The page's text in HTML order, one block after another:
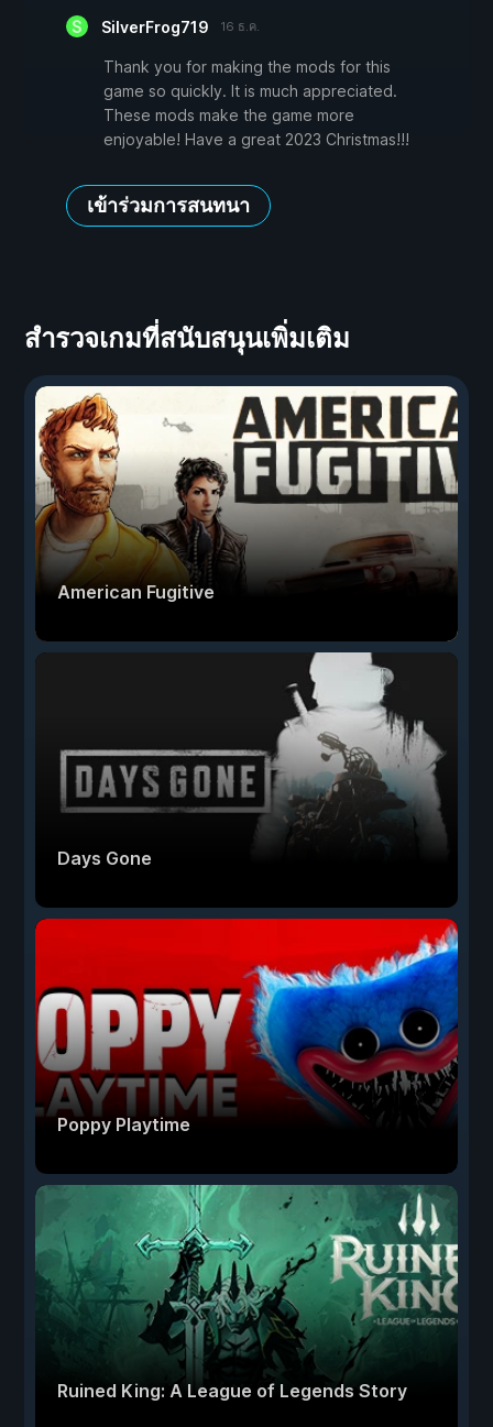
SilverFrog719 16 ธ.ค.
Thank you for making the mods for this
game so quickly. It is much appreciated.
These mods make the game more
enjoyable! Have a great 2023 Christmas!!!
เข้าร่วมการสนทนา
สำรวจเกมที่สนับสนุนเพิ่มเติม
American Fugitive
Days Gone
Poppy Playtime
Ruined King: A League of Legends Story